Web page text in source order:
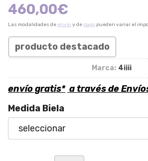
460,00€
Las modalidades de envío y de pago pueden variar el
producto destacado
Marca: 4iiii
envío gratis* a través de
Medida Biela